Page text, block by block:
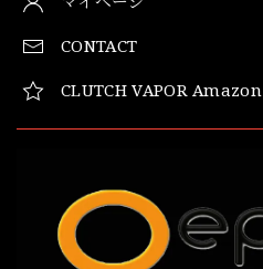
CONTACT
CLUTCH VAPOR Amazon